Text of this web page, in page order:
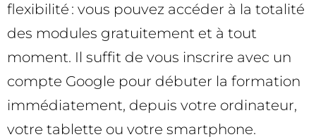
flexibilité : vous pouvez accéder à la totalité
des modules gratuitement et à tout
moment. Il suffit de vous inscrire avec un
compte Google pour débuter la formation
immédiatement, depuis votre ordinateur,
votre tablette ou votre smartphone.